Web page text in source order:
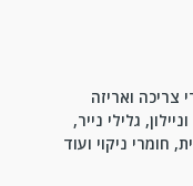
צריכה ואריזה
גלילי נייר,
חומרי ניקוי ועוד